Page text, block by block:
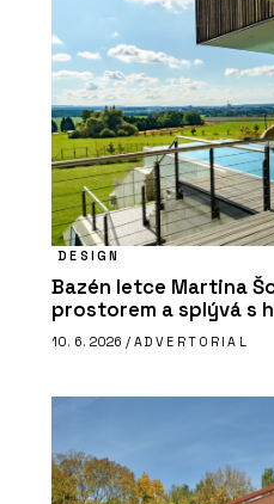
DESIGN
Bazén letce Martina
prostorem a splývá s
10. 6. 2026 / ADVERTORIAL